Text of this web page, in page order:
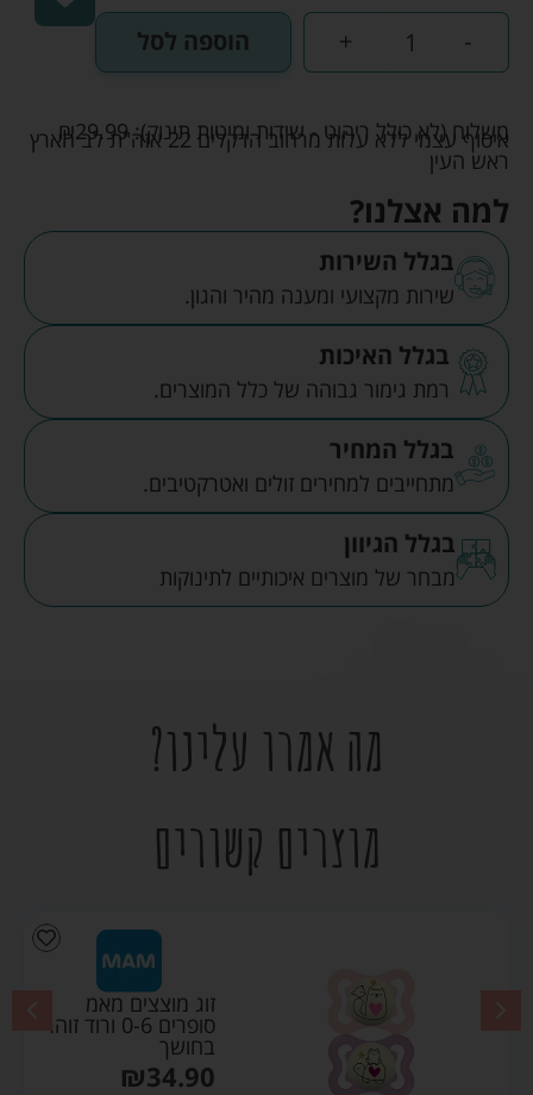
-
+ הוספה לסל
משלוח (לא כולל ריהוט - שידות ומיטות תינוק): ₪29.99
איסוף עצמי ללא עלות מרחוב הדקלים 22 אזה"ת לב הארץ
ראש העין
למה אצלנו?
בגלל השירות
שירות מקצועי ומענה מהיר והגון.
בגלל האיכות
רמת גימור גבוהה של כלל המוצרים.
בגלל המחיר
מתחייבים למחירים זולים ואטרקטיבים.
בגלל הגיוון
מבחר של מוצרים איכותיים לתינוקות
מה אמרו עלינו?
מוצרים קשורים
זוג מוצצים מאמ
סופרים 0-6 ורוד זוהר
בחושך
₪34.90